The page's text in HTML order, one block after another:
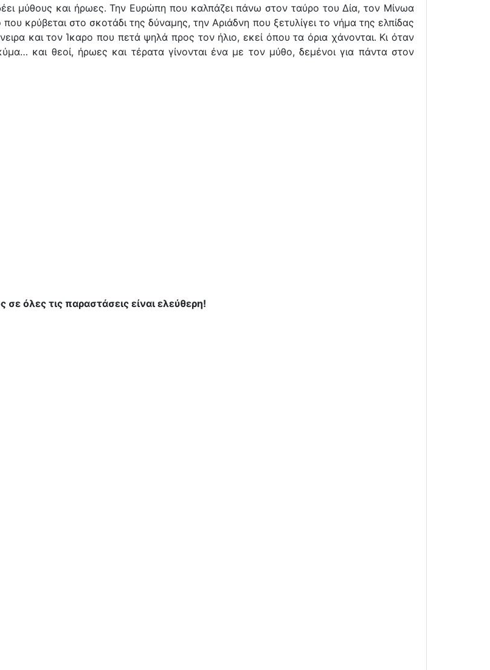
μύθους και ήρωες. Την Ευρώπη που καλπάζει πάνω στον ταύρο του Δία, τον Μίνωα
κρύβεται στο σκοτάδι της δύναμης, την Αριάδνη που ξετυλίγει το νήμα της ελπίδας
και τον Ίκαρο που πετά ψηλά προς τον ήλιο, εκεί όπου τα όρια χάνονται. Κι όταν
και θεοί, ήρωες και τέρατα γίνονται ένα με τον μύθο, δεμένοι για πάντα στον
σε όλες τις παραστάσεις είναι ελεύθερη!